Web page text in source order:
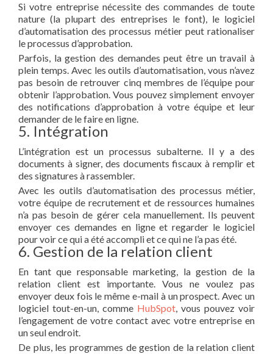
Si votre entreprise nécessite des commandes de toute
nature (la plupart des entreprises le font), le logiciel
d’automatisation des processus métier peut rationaliser
le processus d’approbation.
Parfois, la gestion des demandes peut être un travail à
plein temps. Avec les outils d’automatisation, vous n’avez
pas besoin de retrouver cinq membres de l’équipe pour
obtenir l’approbation. Vous pouvez simplement envoyer
des notifications d’approbation à votre équipe et leur
demander de le faire en ligne.
5. Intégration
L’intégration est un processus subalterne. Il y a des
documents à signer, des documents fiscaux à remplir et
des signatures à rassembler.
Avec les outils d’automatisation des processus métier,
votre équipe de recrutement et de ressources humaines
n’a pas besoin de gérer cela manuellement. Ils peuvent
envoyer ces demandes en ligne et regarder le logiciel
pour voir ce qui a été accompli et ce qui ne l’a pas été.
6. Gestion de la relation client
En tant que responsable marketing, la gestion de la
relation client est importante. Vous ne voulez pas
envoyer deux fois le même e-mail à un prospect. Avec un
logiciel tout-en-un, comme HubSpot, vous pouvez voir
l’engagement de votre contact avec votre entreprise en
un seul endroit.
De plus, les programmes de gestion de la relation client